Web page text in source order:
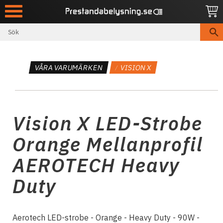
Meny
VÅRA VARUMÄRKEN VISION X
Vision X LED-Strobe
Orange Mellanprofil
AEROTECH Heavy
Duty
Aerotech LED-strobe - Orange - Heavy Duty - 90W -